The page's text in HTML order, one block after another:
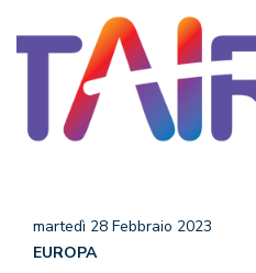
martedì 28 Febbraio 2023
EUROPA